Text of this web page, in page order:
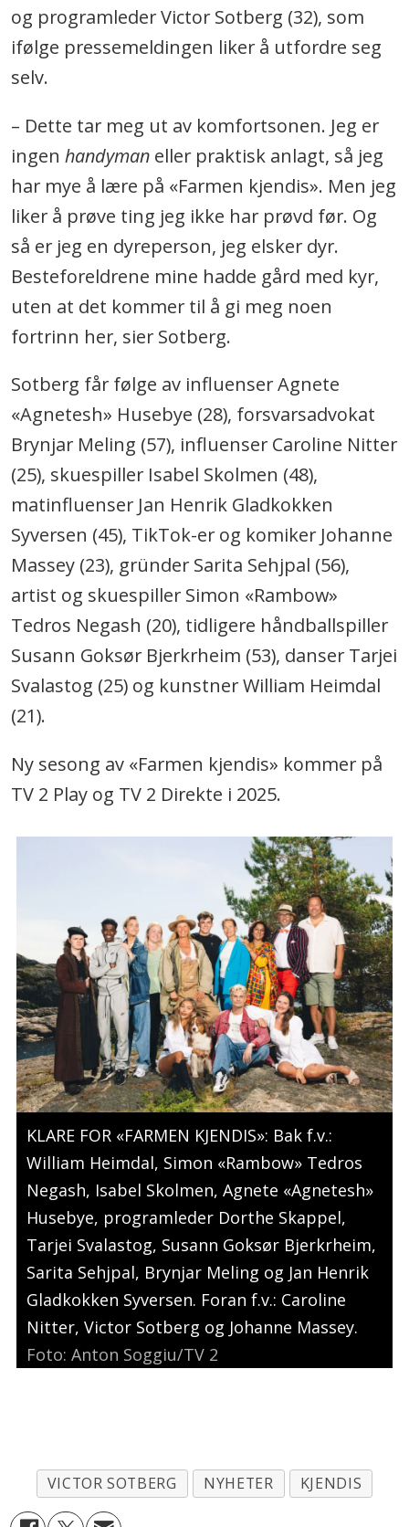
og programleder Victor Sotberg (32), som
ifølge pressemeldingen liker å utfordre seg
selv.
– Dette tar meg ut av komfortsonen. Jeg er
ingen handymaneller praktisk anlagt, så jeg
har mye å lære på «Farmen kjendis». Men jeg
liker å prøve ting jeg ikke har prøvd før. Og
så er jeg en dyreperson, jeg elsker dyr.
Besteforeldrene mine hadde gård med kyr,
uten at det kommer til å gi meg noen
fortrinn her, sier Sotberg.
Sotberg får følge av influenser Agnete
«Agnetesh» Husebye (28), forsvarsadvokat
Brynjar Meling (57), influenser Caroline Nitter
(25), skuespiller Isabel Skolmen (48),
matinfluenser Jan Henrik Gladkokken
Syversen (45), TikTok-er og komiker Johanne
Massey (23), gründer Sarita Sehjpal (56),
artist og skuespiller Simon «Rambow»
Tedros Negash (20), tidligere håndballspiller
Susann Goksør Bjerkrheim (53), danser Tarjei
Svalastog (25) og kunstner William Heimdal
(21).
Ny sesong av «Farmen kjendis» kommer på
TV 2 Play og TV 2 Direkte i 2025.
KLARE FOR «FARMEN KJENDIS»: Bak f.v.:
William Heimdal, Simon «Rambow» Tedros
Negash, Isabel Skolmen, Agnete «Agnetesh»
Husebye, programleder Dorthe Skappel,
Tarjei Svalastog, Susann Goksør Bjerkrheim,
Sarita Sehjpal, Brynjar Meling og Jan Henrik
Gladkokken Syversen. Foran f.v.: Caroline
Nitter, Victor Sotberg og Johanne Massey.
Foto: Anton Soggiu/TV 2
VICTOR SOTBERG NYHETER KJENDIS